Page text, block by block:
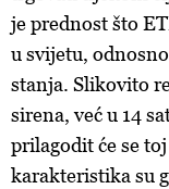
je prednost što
u svijetu,
stanja. Slikovito
sirena, već u 14
prilagodit će se
karakteristika su